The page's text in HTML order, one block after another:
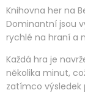
Knihovna her na
Dominantní jsou
rychlé na hraní a
Každá hra je
několika minut,
zatímco výsledek